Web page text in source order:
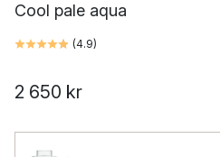
Cool pale aqua
(4.9)
2 650 kr